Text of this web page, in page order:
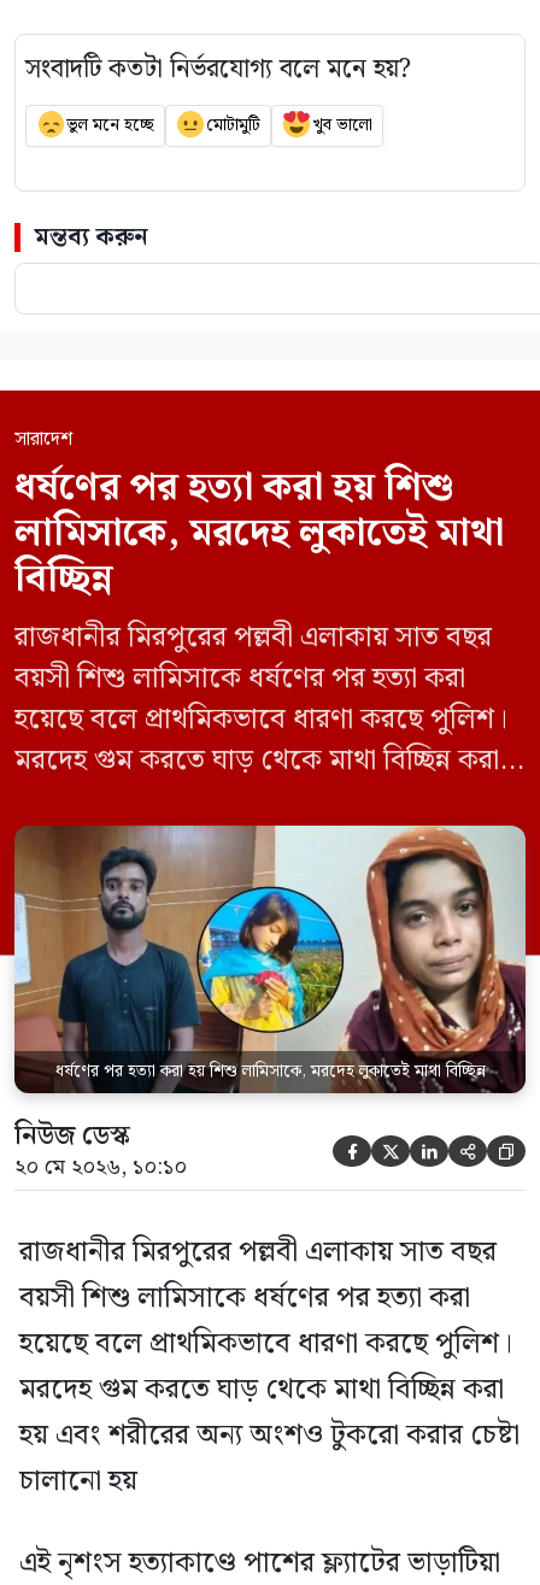
সংবাদটি কতটা নির্ভরযোগ্য বলে মনে হয়?
ভুল মনে হচ্ছে মোটামুটি খুব ভালো
মন্তব্য করুন
সারাদেশ
ধর্ষণের পর হত্যা করা হয় শিশু
লামিসাকে, মরদেহ লুকাতেই মাথা
বিচ্ছিন্ন
রাজধানীর মিরপুরের পল্লবী এলাকায় সাত বছর
বয়সী শিশু লামিসাকে ধর্ষণের পর হত্যা করা
হয়েছে বলে প্রাথমিকভাবে ধারণা করছে পুলিশ।
মরদেহ গুম করতে ঘাড় থেকে মাথা বিচ্ছিন্ন করা
চালানো হয় এই নৃশংস হত্যাকাণ্ডে পাশের ফ্ল্যাটের
ভাড়াটিয়া সোহেল রানা (৩০) ও তার স্ত্রী স্বপ্না
আক্তারকে (২৬) মাত্র ৭ ঘণ্টার […]
ধর্ষণের পর হত্যা করা হয় শিশু লামিসাকে, মরদেহ লুকাতেই মাথা বিচ্ছিন্ন
নিউজ ডেস্ক
২০ মে ২০২৬, ১০:১০     
রাজধানীর মিরপুরের পল্লবী এলাকায় সাত বছর
বয়সী শিশু লামিসাকে ধর্ষণের পর হত্যা করা
হয়েছে বলে প্রাথমিকভাবে ধারণা করছে পুলিশ।
মরদেহ গুম করতে ঘাড় থেকে মাথা বিচ্ছিন্ন করা
হয় এবং শরীরের অন্য অংশও টুকরো করার চেষ্টা
চালানো হয়
এই নৃশংস হত্যাকাণ্ডে পাশের ফ্ল্যাটের ভাড়াটিয়া